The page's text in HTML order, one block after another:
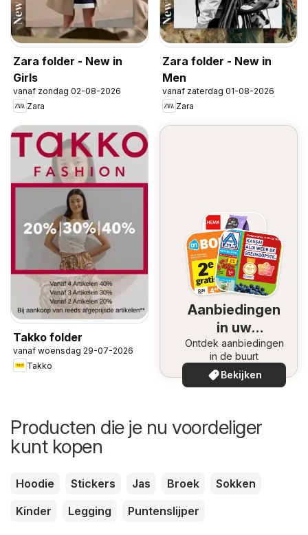
Zara folder - New in
Girls
vanaf zondag 02-08-2026
Zara
Zara folder - New in
Men
vanaf zaterdag 01-08-2026
Zara
Takko folder
vanaf woensdag 29-07-2026
Takko
Aanbiedingen
in uw
omgeving
Ontdek aanbiedingen
in de buurt
Bekijken
Producten die je nu voordeliger
kunt kopen
Hoodie Stickers Jas Broek
Sokken
Kinder
Legging Puntenslijper